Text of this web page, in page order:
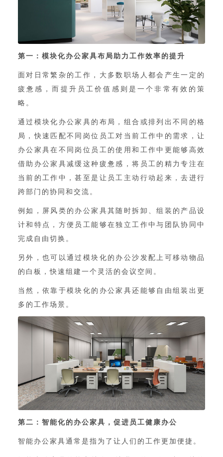
第一： 模块化办公家具布局助力工作效率的提升
面对日常繁杂的工作，大多数职场人都会产生一定的
疲惫感，而提升员工价值感则是一个非常有效的策
略。
通过模块化办公家具的布局，组合或排列出不同的格
局，快速匹配不同岗位员工对当前工作中的需求，让
办公家具在不同岗位员工的使用和工作中更能够高效
借助办公家具减缓这种疲惫感，将员工的精力专注在
当前的工作中，甚至是让员工主动行动起来，去进行
跨部门的协同和交流。
例如，屏风类的办公家具其随时拆卸、组装的产品设
计和特点，方便员工能够在独立工作中与团队协同中
完成自由切换。
另外，也可以通过模块化的办公沙发配上可移动物品
的白板，快速组建一个灵活的会议空间。
当然，依靠于模块化的办公家具还能够自由组装出更
多的工作场景。
第二：智能化的办公家具，促进员工健康办公
智能办公家具通常是指为了让人们的工作更加便捷。